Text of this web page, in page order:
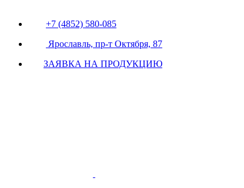
+7 (4852) 580-085
Ярославль, пр-т Октября, 87
ЗАЯВКА НА ПРОДУКЦИЮ